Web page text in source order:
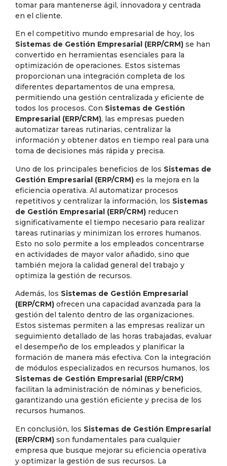
tomar para mantenerse ágil, innovadora y centrada
en el cliente.
En el competitivo mundo empresarial de hoy, los
Sistemas de Gestión Empresarial (ERP/CRM) se han
convertido en herramientas esenciales para la
optimización de operaciones. Estos sistemas
proporcionan una integración completa de los
diferentes departamentos de una empresa,
permitiendo una gestión centralizada y eficiente de
todos los procesos. Con Sistemas de Gestión
Empresarial (ERP/CRM), las empresas pueden
automatizar tareas rutinarias, centralizar la
información y obtener datos en tiempo real para una
toma de decisiones más rápida y precisa.
Uno de los principales beneficios de los Sistemas de
Gestión Empresarial (ERP/CRM) es la mejora en la
eficiencia operativa. Al automatizar procesos
repetitivos y centralizar la información, los Sistemas
de Gestión Empresarial (ERP/CRM) reducen
significativamente el tiempo necesario para realizar
tareas rutinarias y minimizan los errores humanos.
Esto no solo permite a los empleados concentrarse
en actividades de mayor valor añadido, sino que
también mejora la calidad general del trabajo y
optimiza la gestión de recursos.
Además, los Sistemas de Gestión Empresarial
(ERP/CRM) ofrecen una capacidad avanzada para la
gestión del talento dentro de las organizaciones.
Estos sistemas permiten a las empresas realizar un
seguimiento detallado de las horas trabajadas, evaluar
el desempeño de los empleados y planificar la
formación de manera más efectiva. Con la integración
de módulos especializados en recursos humanos, los
Sistemas de Gestión Empresarial (ERP/CRM)
facilitan la administración de nóminas y beneficios,
garantizando una gestión eficiente y precisa de los
recursos humanos.
En conclusión, los Sistemas de Gestión Empresarial
(ERP/CRM) son fundamentales para cualquier
empresa que busque mejorar su eficiencia operativa
y optimizar la gestión de sus recursos. La